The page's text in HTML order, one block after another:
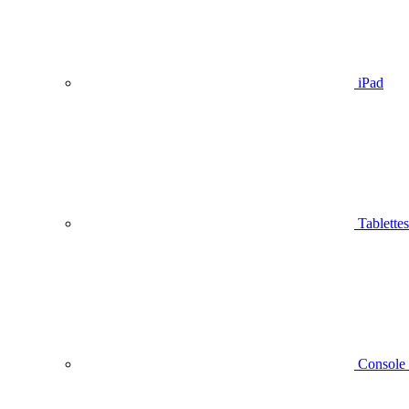
iPad
Tablettes
Console